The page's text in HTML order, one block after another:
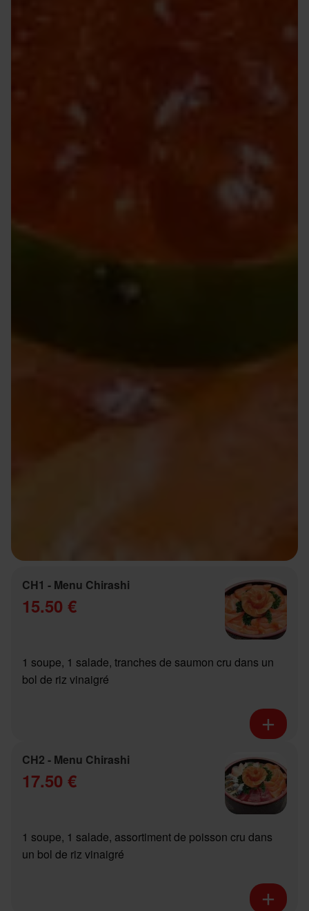
CH1 - Menu Chirashi
15.50 €
1 soupe, 1 salade, tranches de saumon cru dans un
bol de riz vinaigré
CH2 - Menu Chirashi
17.50 €
1 soupe, 1 salade, assortiment de poisson cru dans
un bol de riz vinaigré